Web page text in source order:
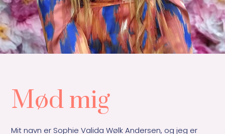
Mød mig
Mit navn er Sophie Valida Wølk Andersen, og jeg er